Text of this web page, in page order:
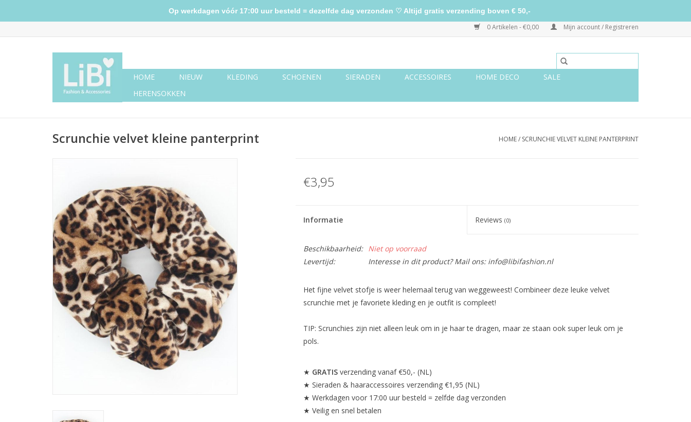
0 Artikelen - €0,00 Mijn account / Registreren
HOME NIEUW KLEDING SCHOENEN SIERADEN ACCESSOIRES HOME DECO
SALE
HERENSOKKEN
Scrunchie velvet kleine panterprint HOME/ SCRUNCHIE VELVET KLEINE PANTERPRINT
€3,95
Informatie Reviews(0)
Beschikbaarheid:
Niet op voorraad
Levertijd:
Interesse in dit product? Mail ons: info@libifashion.nl
Het fijne velvet stofje is weer helemaal terug van weggeweest! Combineer deze leuke velvet
scrunchie met je favoriete kleding en je outfit is compleet!
TIP: Scrunchies zijn niet alleen leuk om in je haar te dragen, maar ze staan ook super leuk om je
pols.
★ GRATISverzending vanaf €50,- (NL)
★ Sieraden & haaraccessoires verzending €1,95 (NL)
★ Werkdagen voor 17:00 uur besteld = zelfde dag verzonden
★ Veilig en snel betalen
Op werkdagen vóór 17:00 uur besteld = dezelfde dag verzonden ♡ Altijd gratis verzending boven € 50,-